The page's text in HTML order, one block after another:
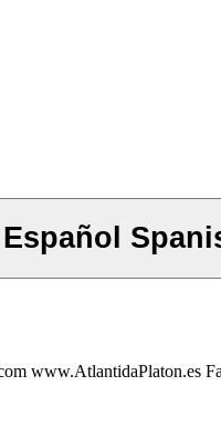
www.AtlantidaPlaton.es